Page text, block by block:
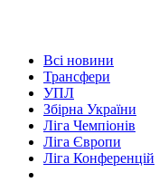
Всі новини
Трансфери
УПЛ
Збірна України
Ліга Чемпіонів
Ліга Європи
Ліга Конференцій